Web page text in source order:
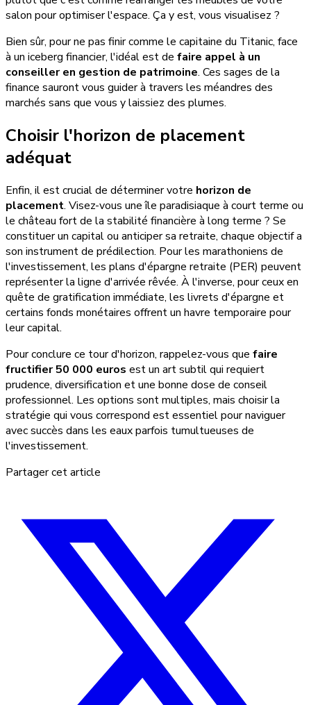
salon pour optimiser l'espace. Ça y est, vous visualisez ?
Bien sûr, pour ne pas finir comme le capitaine du Titanic, face
à un iceberg financier, l'idéal est de faire appel à un
conseiller en gestion de patrimoine. Ces sages de la
finance sauront vous guider à travers les méandres des
marchés sans que vous y laissiez des plumes.
Choisir l'horizon de placement
adéquat
Enfin, il est crucial de déterminer votre horizon de
placement. Visez-vous une île paradisiaque à court terme ou
le château fort de la stabilité financière à long terme ? Se
constituer un capital ou anticiper sa retraite, chaque objectif a
son instrument de prédilection. Pour les marathoniens de
l'investissement, les plans d'épargne retraite (PER) peuvent
représenter la ligne d'arrivée rêvée. À l'inverse, pour ceux en
quête de gratification immédiate, les livrets d'épargne et
certains fonds monétaires offrent un havre temporaire pour
leur capital.
Pour conclure ce tour d'horizon, rappelez-vous que faire
fructifier 50 000 euros est un art subtil qui requiert
prudence, diversification et une bonne dose de conseil
professionnel. Les options sont multiples, mais choisir la
stratégie qui vous correspond est essentiel pour naviguer
avec succès dans les eaux parfois tumultueuses de
l'investissement.
Partager cet article